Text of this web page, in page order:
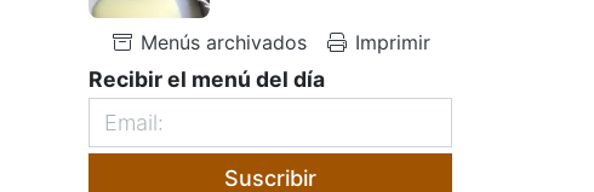
Menús archivados Imprimir
Recibir el menú del día
Suscribir